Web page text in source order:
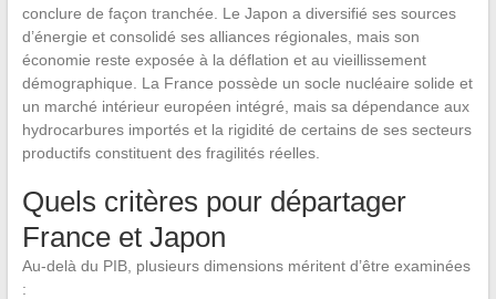
conclure de façon tranchée. Le Japon a diversifié ses sources
d’énergie et consolidé ses alliances régionales, mais son
économie reste exposée à la déflation et au vieillissement
démographique. La France possède un socle nucléaire solide et
un marché intérieur européen intégré, mais sa dépendance aux
hydrocarbures importés et la rigidité de certains de ses secteurs
productifs constituent des fragilités réelles.
Quels critères pour départager
France et Japon
Au-delà du PIB, plusieurs dimensions méritent d’être examinées
: